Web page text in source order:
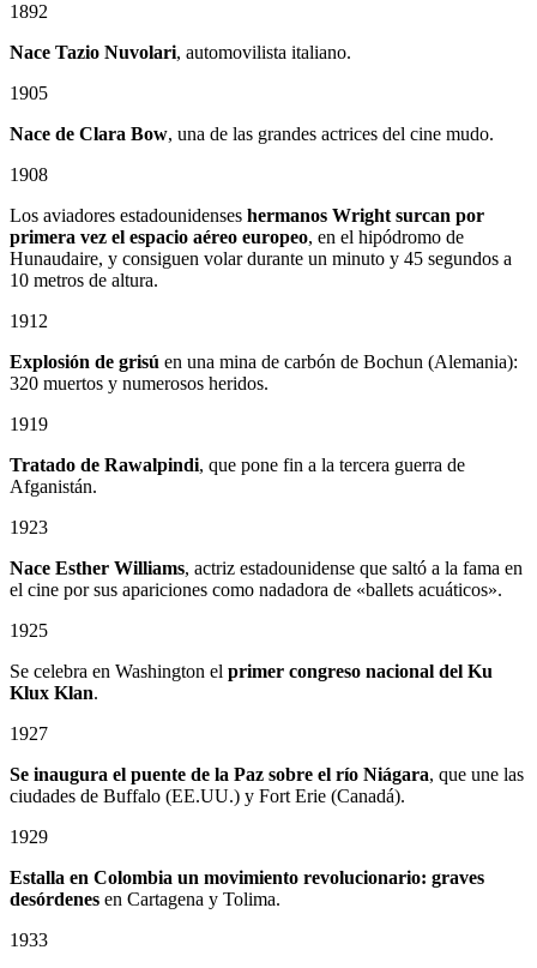
1892
Nace Tazio Nuvolari, automovilista italiano.
1905
Nace de Clara Bow, una de las grandes actrices del cine mudo.
1908
Los aviadores estadounidenses hermanos Wright surcan por
primera vez el espacio aéreo europeo, en el hipódromo de
Hunaudaire, y consiguen volar durante un minuto y 45 segundos a
10 metros de altura.
1912
Explosión de grisú en una mina de carbón de Bochun (Alemania):
320 muertos y numerosos heridos.
1919
Tratado de Rawalpindi, que pone fin a la tercera guerra de
Afganistán.
1923
Nace Esther Williams, actriz estadounidense que saltó a la fama en
el cine por sus apariciones como nadadora de «ballets acuáticos».
1925
Se celebra en Washington el primer congreso nacional del Ku
Klux Klan.
1927
Se inaugura el puente de la Paz sobre el río Niágara, que une las
ciudades de Buffalo (EE.UU.) y Fort Erie (Canadá).
1929
Estalla en Colombia un movimiento revolucionario: graves
desórdenes en Cartagena y Tolima.
1933